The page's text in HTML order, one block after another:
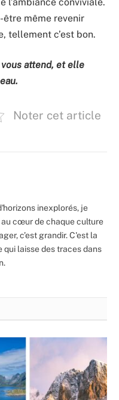
être même revenir
tellement c’est bon.
attend, et elle
Noter cet article
inexplorés, je
cœur de chaque culture
c’est grandir. C'est la
qui laisse des traces dans